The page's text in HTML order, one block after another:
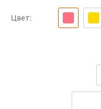
Цвет: